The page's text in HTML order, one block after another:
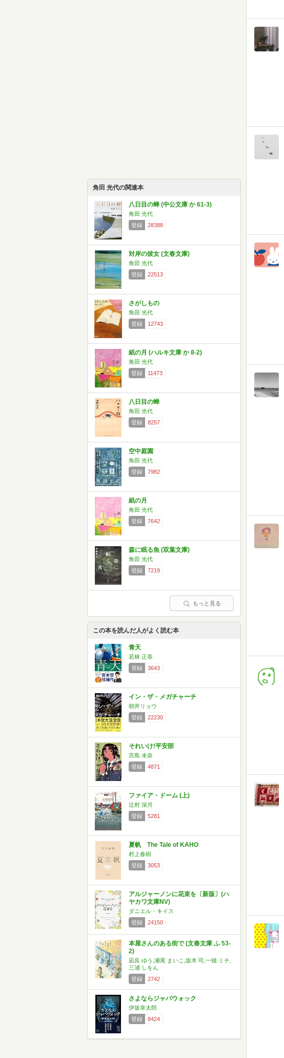
角田 光代の関連本
八日目の蝉 (中公文庫 か 61-3)
角田 光代
登録
28388
対岸の彼女 (文春文庫)
角田 光代
登録
22513
さがしもの
角田 光代
登録
12743
紙の月 (ハルキ文庫 か 8-2)
角田 光代
登録
11473
八日目の蝉
角田 光代
登録
8257
空中庭園
角田 光代
登録
7982
紙の月
角田 光代
登録
7642
森に眠る魚 (双葉文庫)
角田 光代
登録
7219
もっと見る
この本を読んだ人がよく読む本
青天
若林 正恭
登録
3643
イン・ザ・メガチャーチ
朝井リョウ
登録
22230
それいけ!平安部
宮島 未奈
登録
4871
ファイア・ドーム (上)
辻村 深月
登録
5281
夏帆 The Tale of KAHO
村上春樹
登録
3053
アルジャーノンに花束を〔新版〕(ハ
ヤカワ文庫NV)
ダニエル・キイス
登録
24150
本屋さんのある街で (文春文庫 ふ 53-
2)
凪良 ゆう,瀬尾 まいこ,坂木 司,一穂 ミチ,
三浦 しをん
登録
2742
さよならジャバウォック
伊坂幸太郎
登録
8424